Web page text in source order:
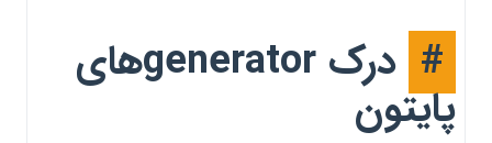
# درک generatorهای
پایتون